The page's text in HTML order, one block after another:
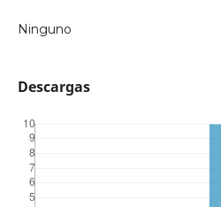
Ninguno
Descargas